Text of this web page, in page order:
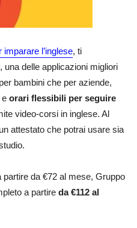
imparare l’inglese, ti
, una delle applicazioni migliori
bambini che per aziende,
e orari flessibili per seguire
video-corsi in inglese. Al
attestato che potrai usare sia
partire da €72 al mese, Gruppo
a partire da €112 al